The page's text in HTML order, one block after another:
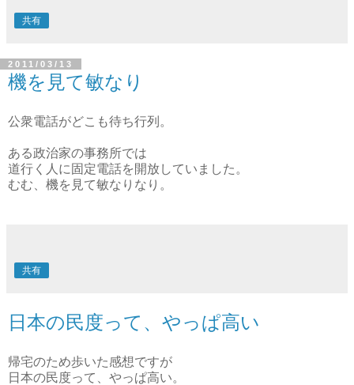
共有
2011/03/13
機を見て敏なり
公衆電話がどこも待ち行列。
ある政治家の事務所では
道行く人に固定電話を開放していました。
むむ、機を見て敏なりなり。
共有
日本の民度って、やっぱ高い
帰宅のため歩いた感想ですが
日本の民度って、やっぱ高い。